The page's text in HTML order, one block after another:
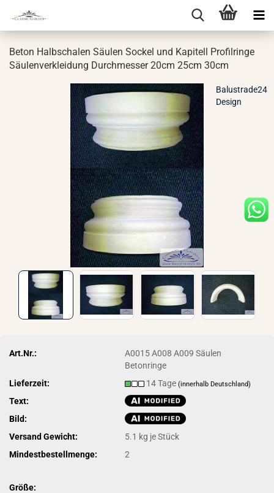
Beton Halb­scha­len Säu­len So­ckel und Ka­pi­tell Pro­fil­rin­ge
Säu­len­ver­klei­dung Durch­mes­ser 20cm 25cm 30cm
Balustrade24
Design
Art.Nr.:
A0015 A008 A009 Säulen
Betonringe
Lieferzeit:
14 Tage(innerhalb Deutschland)
Text:
Bild:
Versand Gewicht:
5.1 kg je Stück
Mindestbestellmenge:
2
Größe: